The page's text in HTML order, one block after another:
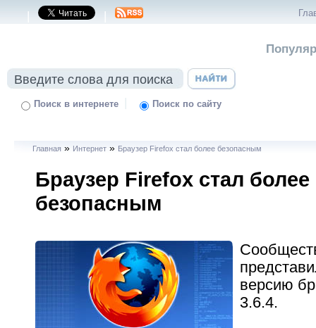
| |
Поиск в интернете | Поиск по сайту
Главная » Интернет » Браузер Firefox стал более безопасным
Браузер Firefox стал более
безопасным
версию
3.6.4.